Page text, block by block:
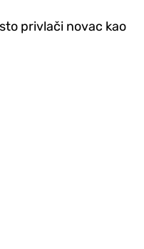
privlači novac kao